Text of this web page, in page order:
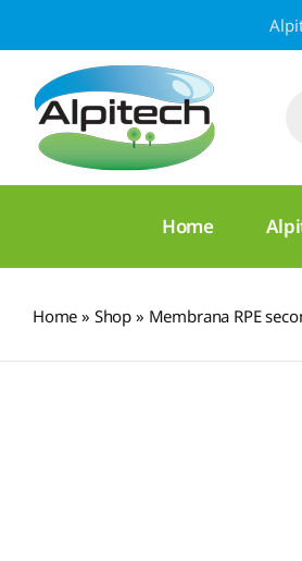
al
contenuto
Home
Home » Shop » Membrana RPE